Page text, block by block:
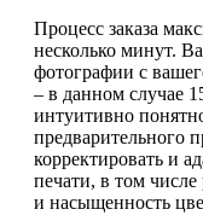
Процесс заказа
несколько минут.
фотографии с
– в данном случае
интуитивно
предварительного
корректировать и
печати, в том числе
и насыщенность